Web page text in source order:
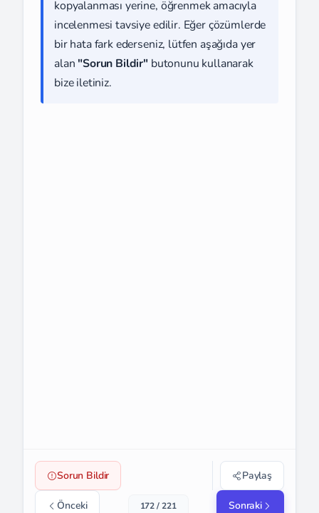
kopyalanması yerine, öğrenmek amacıyla
incelenmesi tavsiye edilir. Eğer çözümlerde
bir hata fark ederseniz, lütfen aşağıda yer
alan "Sorun Bildir" butonunu kullanarak
bize iletiniz.
Sorun Bildir Paylaş
Önceki 172 / 221 Sonraki